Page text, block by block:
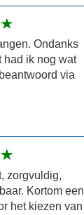
Ondanks
had ik nog wat
via
zorgvuldig,
Kortom een
het kiezen van